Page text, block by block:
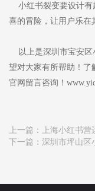
小红书裂变要设计有
喜的冒险，让用户乐在
以上是深圳市宝安区
望对大家有所帮助！了
官网留言咨询！
上一篇：
上海小红书
下一篇： 深圳市坪山区